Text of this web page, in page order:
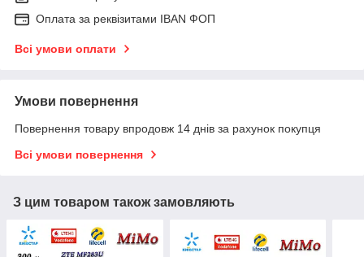
Оплата за реквізитами IBAN ФОП
Всі умови оплати
Умови повернення
Повернення товару впродовж 14 днів за рахунок покупця
Всі умови повернення
З цим товаром також замовляють